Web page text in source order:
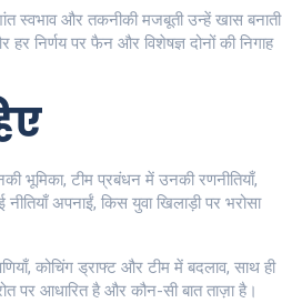
स्वभाव और तकनीकी मजबूती उन्हें खास बनाती
निर्णय पर फैन और विशेषज्ञ दोनों की निगाह
भूमिका, टीम प्रबंधन में उनकी रणनीतियाँ,
अपनाईं, किस युवा खिलाड़ी पर भरोसा
कोचिंग ड्राफ्ट और टीम में बदलाव, साथ ही
पर आधारित है और कौन-सी बात ताज़ा है।